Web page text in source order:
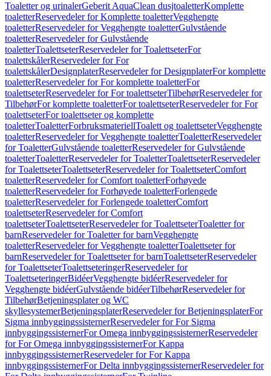
Toaletter og urinalerGeberit AquaClean dusjtoaletterKomplette
toaletterReservedeler for Komplette toaletterVegghengte
toaletterReservedeler for Vegghengte toaletterGulvstående
toaletterReservedeler for Gulvstående
toaletterToalettseterReservedeler for ToalettseterFor
toalettskålerReservedeler for For
toalettskålerDesignplaterReservedeler for DesignplaterFor komplette
toaletterReservedeler for For komplette toaletterFor
toalettseterReservedeler for For toalettseterTilbehørReservedeler for
TilbehørFor komplette toaletterFor toalettseterReservedeler for For
toalettseterFor toalettseter og komplette
toaletterToaletterForbruksmateriellToalett og toalettseterVegghengte
toaletterReservedeler for Vegghengte toaletterToaletterReservedeler
for ToaletterGulvstående toaletterReservedeler for Gulvstående
toaletterToaletterReservedeler for ToaletterToalettseterReservedeler
for ToalettseterToalettseterReservedeler for ToalettseterComfort
toaletterReservedeler for Comfort toaletterForhøyede
toaletterReservedeler for Forhøyede toaletterForlengede
toaletterReservedeler for Forlengede toaletterComfort
toalettseterReservedeler for Comfort
toalettseterToalettseterReservedeler for ToalettseterToaletter for
barnReservedeler for Toaletter for barnVegghengte
toaletterReservedeler for Vegghengte toaletterToalettseter for
barnReservedeler for Toalettseter for barnToalettseterReservedeler
for ToalettseterToalettseteringerReservedeler for
ToalettseteringerBidéerVegghengte bidéerReservedeler for
Vegghengte bidéerGulvstående bidéerTilbehørReservedeler for
TilbehørBetjeningsplater og WC
skyllesystemerBetjeningsplaterReservedeler for BetjeningsplaterFor
Sigma innbyggingssisternerReservedeler for For Sigma
innbyggingssisternerFor Omega innbyggingssisternerReservedeler
for For Omega innbyggingssisternerFor Kappa
innbyggingssisternerReservedeler for For Kappa
innbyggingssisternerFor Delta innbyggingssisternerReservedeler for